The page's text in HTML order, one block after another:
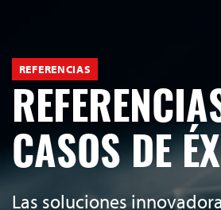
REFERENCIAS
CASOS DE
Las soluciones